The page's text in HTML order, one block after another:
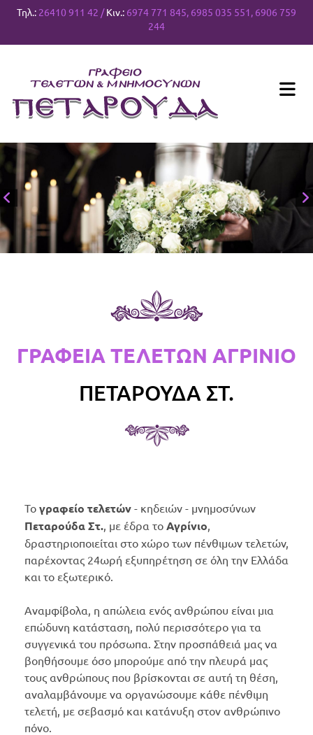
Τηλ.: 26410 911 42 /Κιν.: 6974 771 845, 6985 035 551 , 6906 759
244
ΓΡΑΦΕΙΑ ΤΕΛΕΤΩΝ ΑΓΡΙΝΙΟ
ΠΕΤΑΡΟΥΔΑ ΣΤ.
Το γραφείο τελετών - κηδειών - μνημοσύνων
Πεταρούδα Στ. , με έδρα το Αγρίνιο
δραστηριοποιείται στο χώρο των πένθιμων τελετών,
παρέχοντας 24ωρή εξυπηρέτηση σε όλη την Ελλάδα
και το εξωτερικό.
Αναμφίβολα, η απώλεια ενός ανθρώπου είναι μια
επώδυνη κατάσταση, πολύ περισσότερο για τα
συγγενικά του πρόσωπα. Στην προσπάθειά μας να
βοηθήσουμε όσο μπορούμε από την πλευρά μας
τους ανθρώπους που βρίσκονται σε αυτή τη θέση,
αναλαμβάνουμε να οργανώσουμε κάθε πένθιμη
τελετή, με σεβασμό και κατάνυξη στον ανθρώπινο
πόνο.